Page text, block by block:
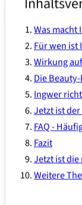
Was macht
Für wen ist
Wirkung
Die
Ingwer
Jetzt ist
FAQ -
Fazit
Jetzt ist
Weitere